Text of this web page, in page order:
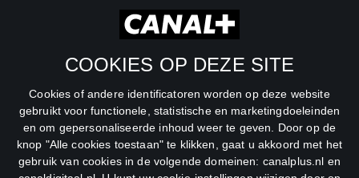
COOKIES OP DEZE SITE
Cookies of andere identificatoren worden op deze website
gebruikt voor functionele, statistische en marketingdoeleinden
en om gepersonaliseerde inhoud weer te geven. Door op de
knop "Alle cookies toestaan" te klikken, gaat u akkoord met het
gebruik van cookies in de volgende domeinen: canalplus.nl en
RTL Z
SBS6
Net5
Veronica
DreamWorks Channel